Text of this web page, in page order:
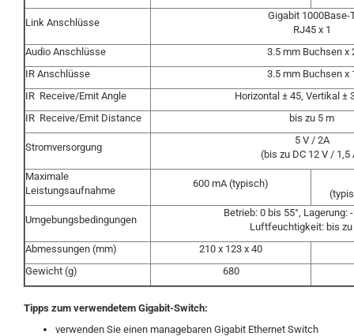
Link Anschlüsse
Gigabit 1000Base-
RJ45 x 1
Audio Anschlüsse
3.5 mm Buchsen x
IR Anschlüsse
3.5 mm Buchsen x
IR Receive/Emit Angle
Horizontal ± 45, Vertikal ±
IR Receive/Emit Distance
bis zu 5 m
Stromversorgung
5 V / 2A
(bis zu DC 12 V / 1,5
Maximale
Leistungsaufnahme
600 mA (typisch)
Umgebungsbedingungen
Betrieb: 0 bis 55°, Lagerung:
Luftfeuchtigkeit: bis zu
Abmessungen (mm)
210 x 123 x 40
Gewicht (g)
680
Tipps zum verwendetem Gigabit-Switch:
verwenden Sie einen managebaren Gigabit Ethernet Switch